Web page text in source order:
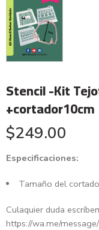
Stencil -Kit
+cortador10cm
$249.00
Especificaciones:
Tamaño del
Culaquier duda
https://wa.me/